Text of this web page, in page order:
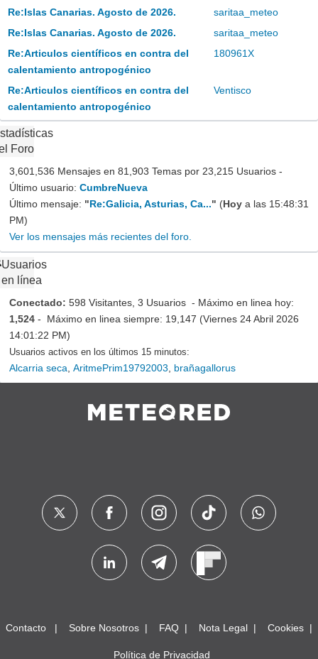
Re:Islas Canarias. Agosto de 2026.
saritaa_meteo
Re:Islas Canarias. Agosto de 2026.
saritaa_meteo
Re:Articulos científicos en contra del
calentamiento antropogénico
180961X
Re:Articulos científicos en contra del
calentamiento antropogénico
Ventisco
Foro
3,601,536 Mensajes en 81,903 Temas por 23,215 Usuarios -
Último usuario: CumbreNueva
Último mensaje: "Re:Galicia, Asturias, Ca..." (Hoy a las 15:48:31
PM)
Ver los mensajes más recientes del foro.
Usuarios
en línea
Conectado: 598 Visitantes, 3 Usuarios - Máximo en linea hoy:
1,524 - Máximo en linea siempre: 19,147 (Viernes 24 Abril 2026
14:01:22 PM)
Usuarios activos en los últimos 15 minutos:
Alcarria seca AritmePrim19792003 brañagallorus
Contacto Sobre Nosotros FAQ Nota Legal Cookies
Política de Privacidad